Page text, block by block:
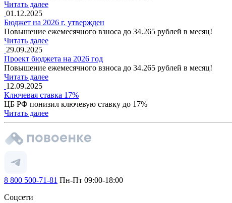
Читать далее
01.12.2025
Бюджет на 2026 г. утвержден
Повышение ежемесячного взноса до 34.265 рублей в месяц!
Читать далее
29.09.2025
Проект бюджета на 2026 год
Повышение ежемесячного взноса до 34.265 рублей в месяц!
Читать далее
12.09.2025
Ключевая ставка 17%
ЦБ РФ понизил ключевую ставку до 17%
Читать далее
8 800 500-71-81 Пн-Пт 09:00-18:00
Соцсети